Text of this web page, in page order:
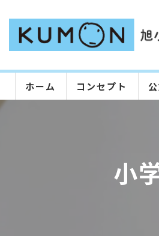
ホーム コンセプト
小